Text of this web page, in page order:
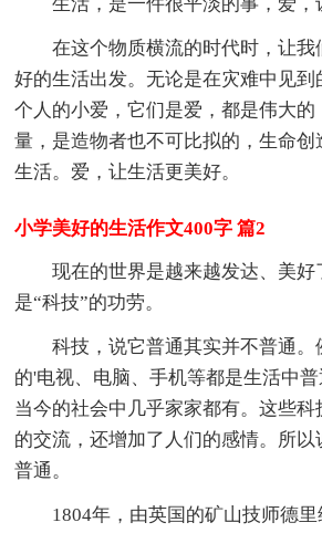
在这个物质横流的时代时，让我
好的生活出发。无论是在灾难中见到
个人的小爱，它们是爱，都是伟大的
量，是造物者也不可比拟的，生命创
生活。爱，让生活更美好。
小学美好的生活作文400字 篇2
现在的世界是越来越发达、美好
是“科技”的功劳。
科技，说它普通其实并不普通。
的'电视、电脑、手机等都是生活中
当今的社会中几乎家家都有。这些科
的交流，还增加了人们的感情。所以
普通。
1804年，由英国的矿山技师德